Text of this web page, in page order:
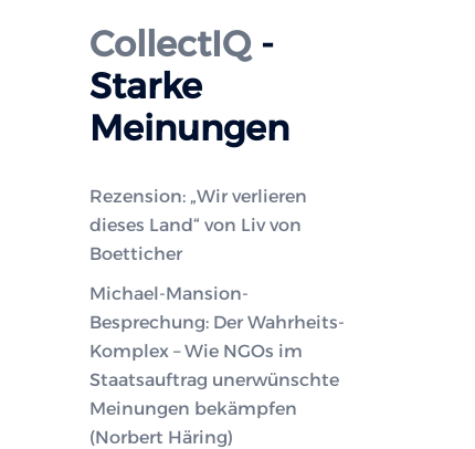
CollectIQ-
Starke
Meinungen
Rezension: „Wir verlieren
dieses Land“ von Liv von
Boetticher
Michael-Mansion-
Besprechung: Der Wahrheits-
Komplex – Wie NGOs im
Staatsauftrag unerwünschte
Meinungen bekämpfen
(Norbert Häring)